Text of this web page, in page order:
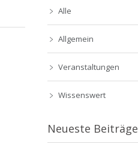
Alle
Allgemein
Veranstaltungen
Wissenswert
Neueste Beiträge